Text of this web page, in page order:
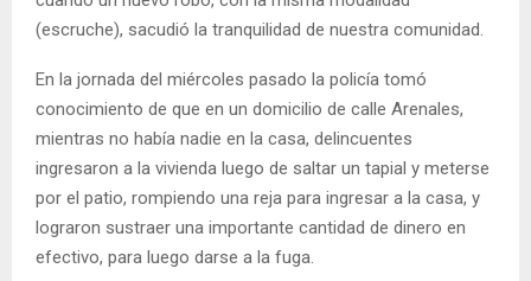
(escruche), sacudió la tranquilidad de nuestra comunidad.
En la jornada del miércoles pasado la policía tomó
conocimiento de que en un domicilio de calle Arenales,
mientras no había nadie en la casa, delincuentes
ingresaron a la vivienda luego de saltar un tapial y meterse
por el patio, rompiendo una reja para ingresar a la casa, y
lograron sustraer una importante cantidad de dinero en
efectivo, para luego darse a la fuga.